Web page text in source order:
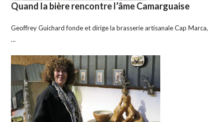
Quand la bière rencontre l’âme Camarguaise
Geoffrey Guichard fonde et dirige la brasserie artisanale Cap Marca,
…